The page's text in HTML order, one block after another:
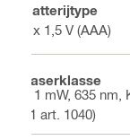
Batterijtype
2 x 1,5 V (AAA)
Laserklasse
< 1 mW, 635
21 art. 1040)